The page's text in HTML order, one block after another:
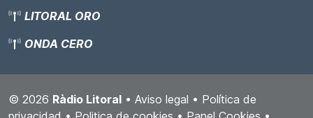
LITORAL ORO
ONDA CERO
© 2026 Ràdio Litoral • Aviso legal • Política de